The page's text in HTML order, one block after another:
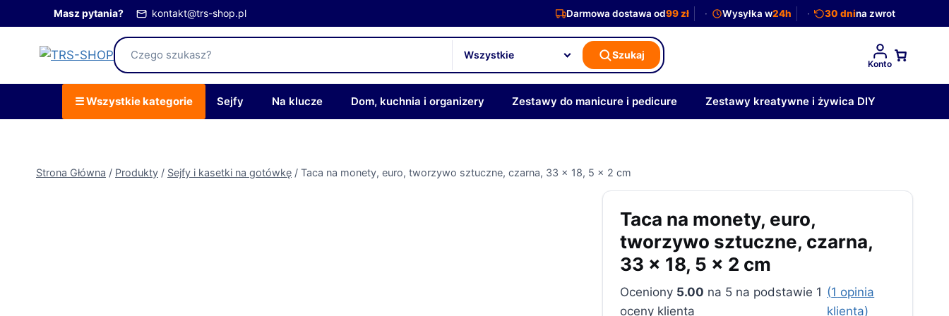
do
Masz pytania? kontakt@trs-shop.pl Darmowa dostawa od99 zł Wysyłka w24h 30 dnina zwrot
Szukaj
Konto
☰ Wszystkie kategorie Sejfy Na klucze Dom, kuchnia i organizery Zestawy do manicure i pedicure Zestawy kreatywne i żywica DIY
Strona Główna / Produkty / Sejfy i kasetki na gotówkę / Taca na monety, euro, tworzywo sztuczne, czarna, 33 x 18, 5 x 2 cm
Taca na monety, euro,
tworzywo sztuczne, czarna,
33 x 18, 5 x 2 cm
Oceniony 5.00 na 5 na podstawie 1
oceny klienta
(1 opinia
klienta)